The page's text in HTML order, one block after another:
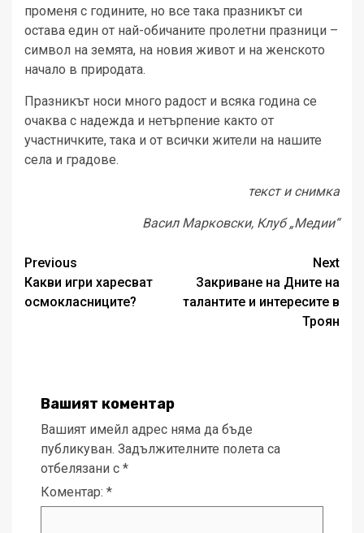
променя с годините, но все така празникът си
остава един от най-обичаните пролетни празници –
символ на земята, на новия живот и на женското
начало в природата.
Празникът носи много радост и всяка година се
очаква с надежда и нетърпение както от
участничките, така и от всички жители на нашите
села и градове.
текст и снимка
Васил Марковски, Клуб „Медии“
Post
navigation
Previous
Какви игри харесват
осмокласниците?
Next
Закриване на Дните на
талантите и интересите в
Троян
Вашият коментар
Вашият имейл адрес няма да бъде
публикуван. Задължителните полета са
отбелязани с *
Коментар: *